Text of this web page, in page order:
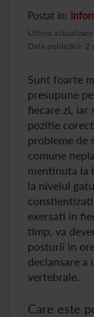
Postat in:
Data publicării: 2
Ultima actualizare:
Sunt foarte
presupune
fiecare zi, iar
pozitie
probleme de
comune
mentinuta la
la nivelul
exersati in
timp, va
posturii in
declansare a
vertebrale.
Care este